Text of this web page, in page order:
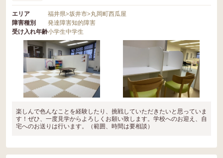
エリア 福井県>坂井市>丸岡町西瓜屋
障害種別
発達障害知的障害
受け入れ年齢小学生中学生
楽しんで色んなことを経験したり、挑戦していただきたいと思っていま
す！ぜひ、一度見学からよろしくお願い致します。学校へのお迎え、自
宅へのお送りは行います。（範囲、時間は要相談）